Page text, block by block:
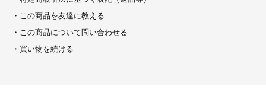
・この商品を友達に教える
・この商品について問い合わせる
・買い物を続ける